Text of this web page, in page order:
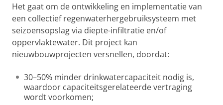
Het gaat om de ontwikkeling en implementatie van
een collectief regenwaterhergebruiksysteem met
seizoensopslag via diepte-infiltratie en/of
oppervlaktewater. Dit project kan
nieuwbouwprojecten versnellen, doordat:
30–50% minder drinkwatercapaciteit nodig is,
waardoor capaciteitsgerelateerde vertraging
wordt voorkomen;